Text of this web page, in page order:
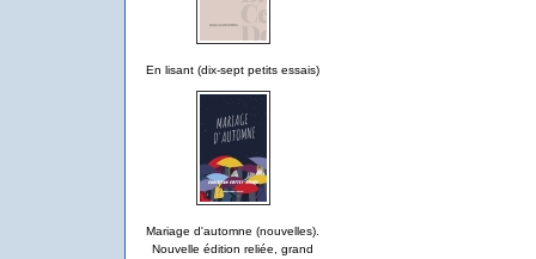
En lisant (dix-sept petits essais)
Mariage d'automne (nouvelles).
Nouvelle édition reliée, grand